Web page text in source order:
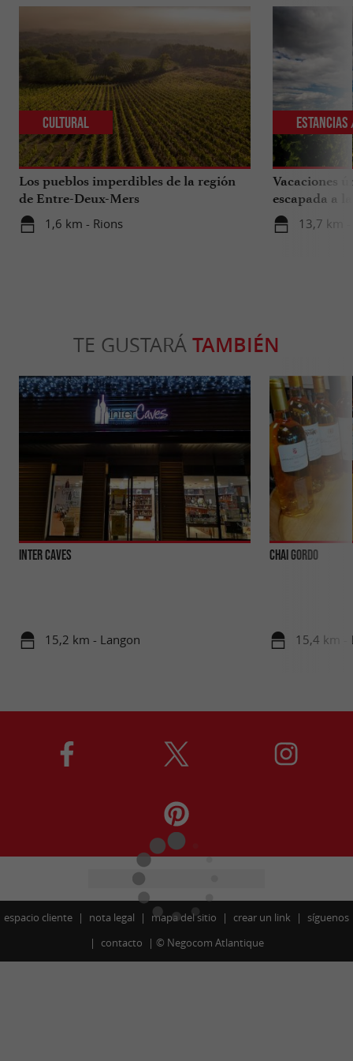
Los pueblos imperdibles de la región
de Entre-Deux-Mers
1,6 km - Rions
Cultural
Vacaciones
escapada a
sur de la
13,7 km -
Estancias
TE GUSTARÁ TAMBIÉN
Inter Caves
15,2 km - Langon
Chai Gordo
15,4 km -
espacio cliente nota legal mapa del sitio crear un link
síguenos
contacto
© Negocom Atlantique